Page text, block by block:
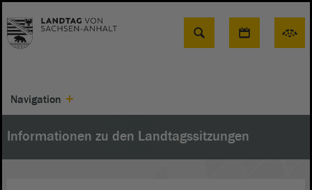
Suche
Navigation
Informationen zu den Landtagssitzungen